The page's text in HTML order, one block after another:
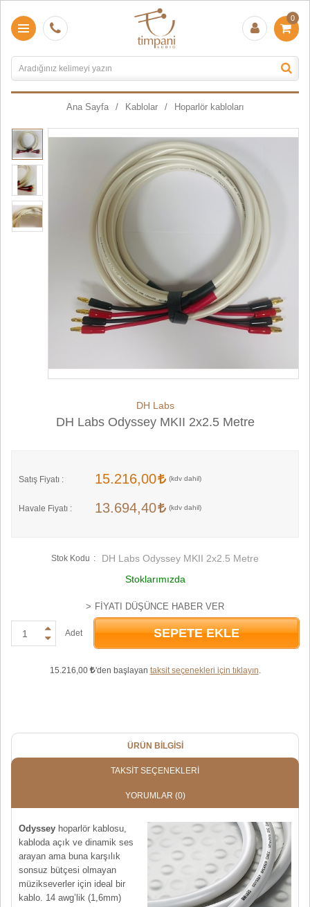
0
Ana Sayfa Kablolar Hoparlör kabloları
DH Labs
DH Labs Odyssey MKII 2x2.5 Metre
Satış Fiyatı : 15.216,00
Havale Fiyatı : 13.694,40
Stok Kodu
DH Labs Odyssey MKII 2x2.5 Metre
Stoklarımızda
FIYATI DÜŞÜNCE HABER VER
Adet SEPETE EKLE
15.216,00 'den başlayan taksit seçenekleri için tıklayın.
ÜRÜN BILGISI
TAKSIT SEÇENEKLERI
YORUMLAR (0)
Odyssey hoparlör kablosu,
kabloda açık ve dinamik ses
arayan ama buna karşılık
sonsuz bütçesi olmayan
müzikseverler için ideal bir
kablo. 14 awg’lik (1,6mm)